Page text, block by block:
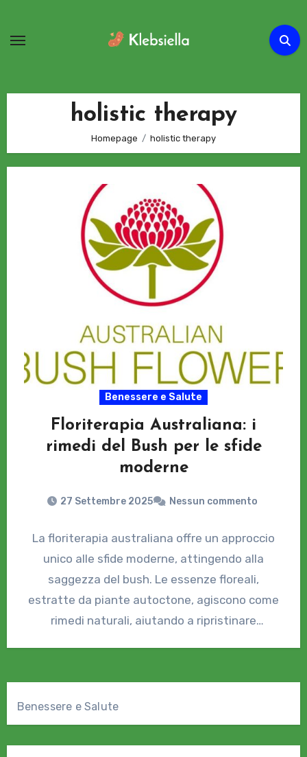
contenuto
holistic therapy
Homepage holistic therapy
Benessere e Salute
Floriterapia Australiana: i
rimedi del Bush per le sfide
moderne
27 Settembre 2025 Nessun commento
La floriterapia australiana offre un approccio
unico alle sfide moderne, attingendo alla
saggezza del bush. Le essenze floreali,
estratte da piante autoctone, agiscono come
rimedi naturali, aiutando a ripristinare
Benessere e Salute